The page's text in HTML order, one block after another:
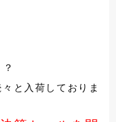
と入荷しておりま